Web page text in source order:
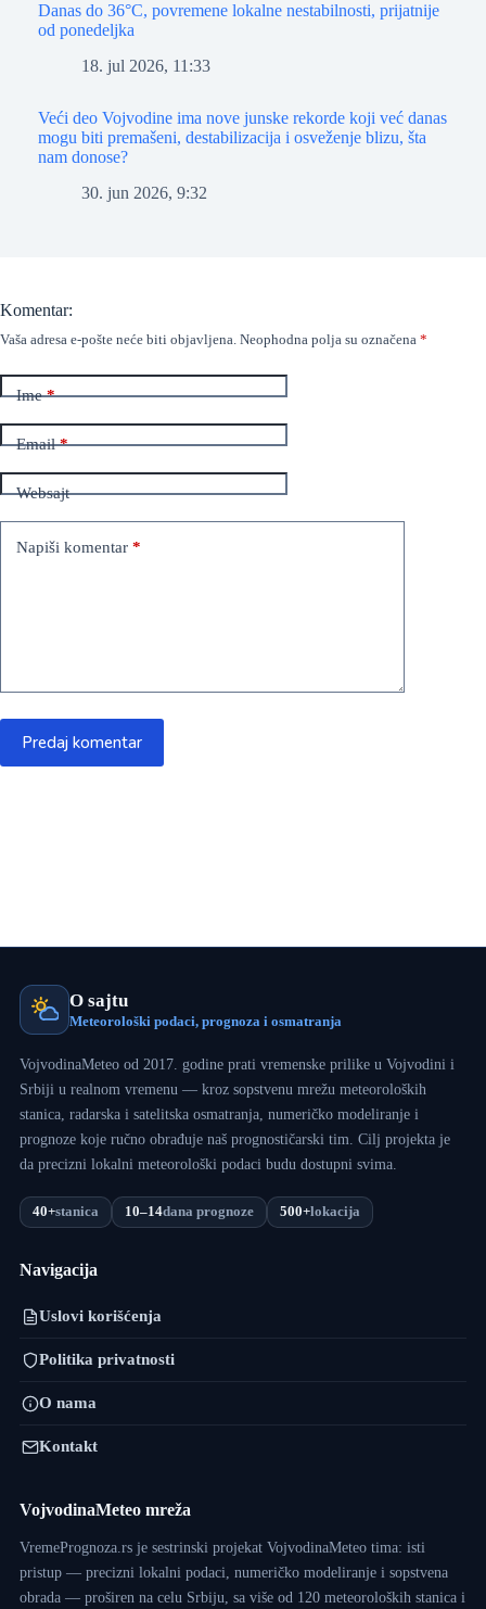
Danas do 36°C, povremene lokalne nestabilnosti, prijatnije
od ponedeljka
18. jul 2026, 11:33
Veći deo Vojvodine ima nove junske rekorde koji već danas
mogu biti premašeni, destabilizacija i osveženje blizu, šta
nam donose?
30. jun 2026, 9:32
Komentar:
Vaša adresa e-pošte neće biti objavljena. Neophodna polja su označena *
Ime*
Email*
Websajt
Napiši komentar *
Predaj komentar
O sajtu
Meteorološki podaci, prognoza i osmatranja
VojvodinaMeteo od 2017. godine prati vremenske prilike u Vojvodini i
Srbiji u realnom vremenu — kroz sopstvenu mrežu meteoroloških
stanica, radarska i satelitska osmatranja, numeričko modeliranje i
prognoze koje ručno obrađuje naš prognostičarski tim. Cilj projekta je
da precizni lokalni meteorološki podaci budu dostupni svima.
40+stanica 10–14dana prognoze 500+lokacija
Navigacija
Uslovi korišćenja
Politika privatnosti
O nama
Kontakt
VojvodinaMeteo mreža
VremePrognoza.rs je sestrinski projekat VojvodinaMeteo tima: isti
pristup — precizni lokalni podaci, numeričko modeliranje i sopstvena
obrada — proširen na celu Srbiju, sa više od 120 meteoroloških stanica i